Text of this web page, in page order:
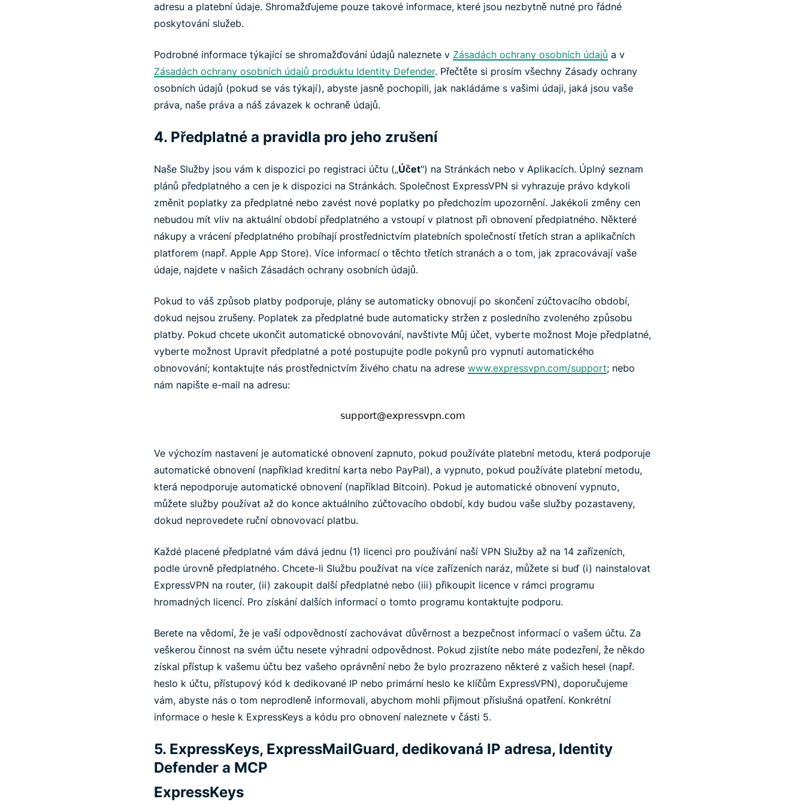
adresu a platební údaje. Shromažďujeme pouze takové informace, které jsou nezbytně nutné pro řádné
poskytování služeb.
Podrobné informace týkající se shromažďování údajů naleznete v Zásadách ochrany osobních údajů a v
Zásadách ochrany osobních údajů produktu Identity Defender. Přečtěte si prosím všechny Zásady ochrany
osobních údajů (pokud se vás týkají), abyste jasně pochopili, jak nakládáme s vašimi údaji, jaká jsou vaše
práva, naše práva a náš závazek k ochraně údajů.
4. Předplatné a pravidla pro jeho zrušení
Naše Služby jsou vám k dispozici po registraci účtu („Účet") na Stránkách nebo v Aplikacích. Úplný seznam
plánů předplatného a cen je k dispozici na Stránkách. Společnost ExpressVPN si vyhrazuje právo kdykoli
změnit poplatky za předplatné nebo zavést nové poplatky po předchozím upozornění. Jakékoli změny cen
nebudou mít vliv na aktuální období předplatného a vstoupí v platnost při obnovení předplatného. Některé
nákupy a vrácení předplatného probíhají prostřednictvím platebních společností třetích stran a aplikačních
platforem (např. Apple App Store). Více informací o těchto třetích stranách a o tom, jak zpracovávají vaše
údaje, najdete v našich Zásadách ochrany osobních údajů.
Pokud to váš způsob platby podporuje, plány se automaticky obnovují po skončení zúčtovacího období,
dokud nejsou zrušeny. Poplatek za předplatné bude automaticky stržen z posledního zvoleného způsobu
platby. Pokud chcete ukončit automatické obnovování, navštivte Můj účet, vyberte možnost Moje předplatné,
vyberte možnost Upravit předplatné a poté postupujte podle pokynů pro vypnutí automatického
obnovování; kontaktujte nás prostřednictvím živého chatu na adrese www.expressvpn.com/support; nebo
nám napište e-mail na adresu:
Ve výchozím nastavení je automatické obnovení zapnuto, pokud používáte platební metodu, která podporuje
automatické obnovení (například kreditní karta nebo PayPal), a vypnuto, pokud používáte platební metodu,
která nepodporuje automatické obnovení (například Bitcoin). Pokud je automatické obnovení vypnuto,
můžete služby používat až do konce aktuálního zúčtovacího období, kdy budou vaše služby pozastaveny,
dokud neprovedete ruční obnovovací platbu.
Každé placené předplatné vám dává jednu (1) licenci pro používání naší VPN Služby až na 14 zařízeních,
podle úrovně předplatného. Chcete-li Službu používat na více zařízeních naráz, můžete si buď (i) nainstalovat
ExpressVPN na router, (ii) zakoupit další předplatné nebo (iii) přikoupit licence v rámci programu
hromadných licencí. Pro získání dalších informací o tomto programu kontaktujte podporu.
Berete na vědomí, že je vaší odpovědností zachovávat důvěrnost a bezpečnost informací o vašem účtu. Za
veškerou činnost na svém účtu nesete výhradní odpovědnost. Pokud zjistíte nebo máte podezření, že někdo
získal přístup k vašemu účtu bez vašeho oprávnění nebo že bylo prozrazeno některé z vašich hesel (např.
heslo k účtu, přístupový kód k dedikované IP nebo primární heslo ke klíčům ExpressVPN), doporučujeme
vám, abyste nás o tom neprodleně informovali, abychom mohli přijmout příslušná opatření. Konkrétní
informace o hesle k ExpressKeys a kódu pro obnovení naleznete v části 5.
5. ExpressKeys, ExpressMailGuard, dedikovaná IP adresa, Identity
Defender a MCP
ExpressKeys